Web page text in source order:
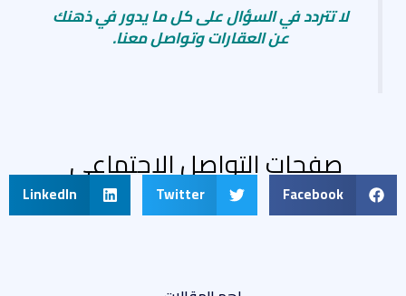
لا تتردد في السؤال على كل ما يدور في ذهنك
عن العقارات وتواصل معنا.
صفحات التواصل الاجتماعى
Facebook
Twitter
LinkedIn